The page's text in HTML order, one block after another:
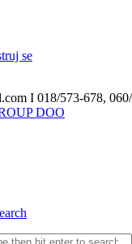
se
I 018/573-678,
DOO